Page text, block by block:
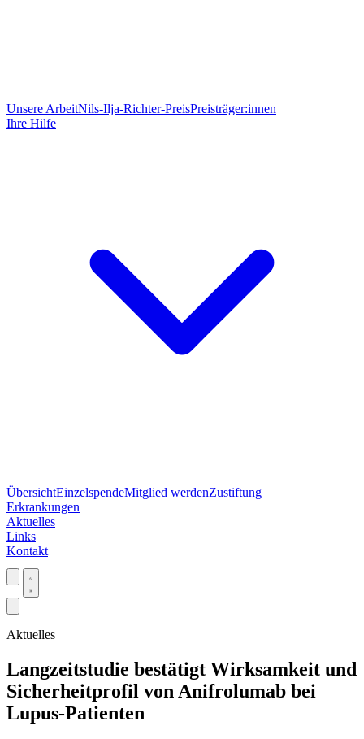
Unsere ArbeitNils-Ilja-Richter-PreisPreisträger:innen
Ihre Hilfe
ÜbersichtEinzelspendeMitglied werdenZustiftung
Erkrankungen
Aktuelles
Links
Kontakt
Aktuelles
Langzeitstudie bestätigt Wirksamkeit und
Sicherheitprofil von Anifrolumab bei
Lupus-Patienten